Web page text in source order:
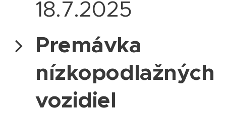
18.7.2025
Premávka
nízkopodlažných
vozidiel